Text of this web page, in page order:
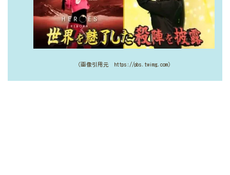
（画像引用元 https://pbs.twimg.com）